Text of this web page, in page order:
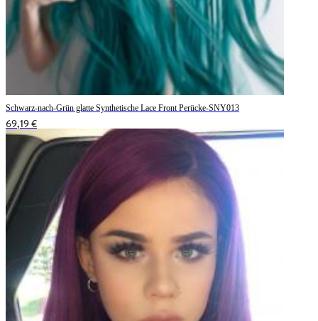
Schwarz-nach-Grün glatte Synthetische Lace Front Perücke-SNY013
69,19 €